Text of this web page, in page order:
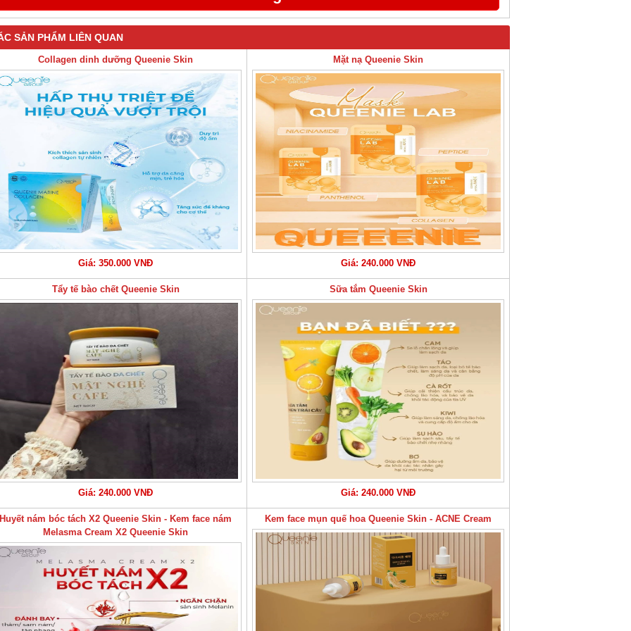
SẢN PHẨM LIÊN QUAN
Collagen dinh dưỡng Queenie Skin
Giá: 350.000 VNĐ
Mặt nạ Queenie Skin
Giá: 240.000 VNĐ
Tẩy tế bào chết Queenie Skin
Giá: 240.000 VNĐ
Sữa tắm Queenie Skin
Giá: 240.000 VNĐ
Huyết nám bóc tách X2 Queenie Skin - Kem face nám
Melasma Cream X2 Queenie Skin
Kem face mụn quế hoa Queenie Skin - ACNE Cream